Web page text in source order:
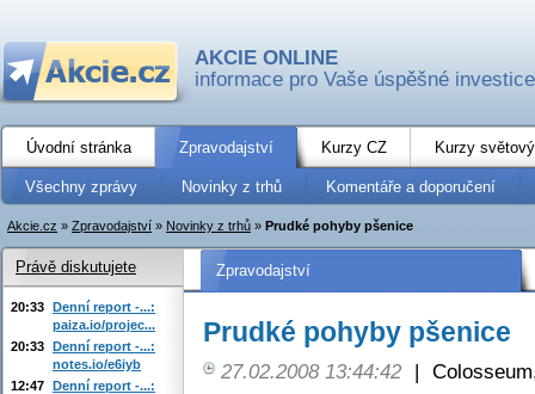
AKCIE ONLINE
informace pro Vaše úspěšné investice
Úvodní stránka Zpravodajství Kurzy CZ Kurzy
Všechny zprávy Novinky z trhů Komentáře a doporučení
Akcie.cz » Zpravodajství » Novinky z trhů » Prudké pohyby pšenice
Zpravodajství
Prudké pohyby pšenice
27.02.2008 13:44:42 |
Právě diskutujete
20:33 Denní report -...:
paiza.io/projec...
20:33 Denní report -...:
notes.io/e6iyb
12:47 Denní report -...: